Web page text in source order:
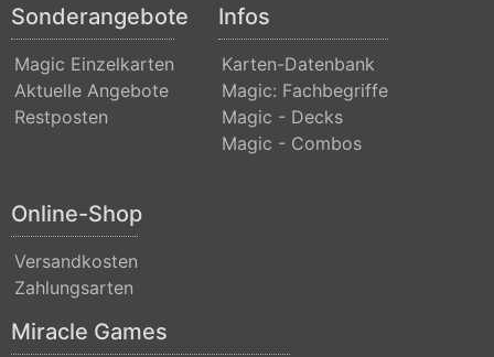
(Ikoria)
Commander
2021
(Strixhaven)
Commander
Anthology
II
Commander
Sonderangebote
Magic Einzelkarten
Aktuelle Angebote
Restposten
Infos
Karten-Datenbank
Magic: Fachbegriffe
Magic - Decks
Magic - Combos
Online-Shop
Versandkosten
Zahlungsarten
Miracle Games